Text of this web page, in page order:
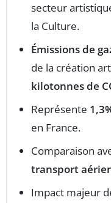
secteur
la Culture.
Émissions de
de la création
kilotonnes de
Représente
en France.
Comparaison
transport
Impact majeur